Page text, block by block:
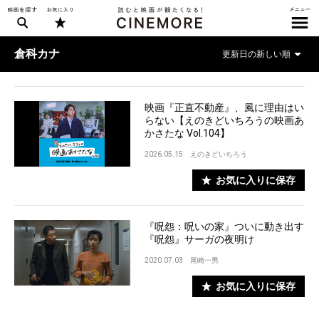
倉科カナ
映画『正直不動産』、風に理由はい
らない【えのきどいちろうの映画あ
かさたな Vol.104】
2026.05.15 えのきどいちろう
お気に入りに保存
『呪怨：呪いの家』ついに動き出す
『呪怨』サーガの夜明け
2020.07.03 尾崎一男
お気に入りに保存